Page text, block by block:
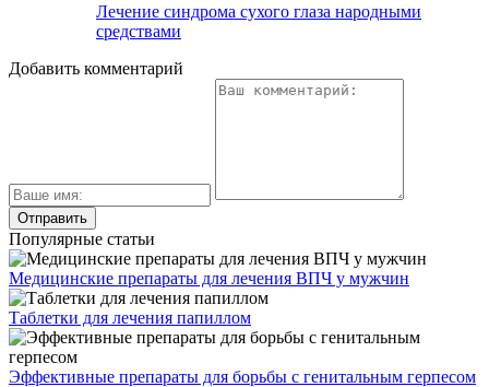
Лечение синдрома сухого глаза народными
средствами
Добавить комментарий
Популярные статьи
Медицинские препараты для лечения ВПЧ у мужчин
Таблетки для лечения папиллом
Эффективные препараты для борьбы с генитальным герпесом